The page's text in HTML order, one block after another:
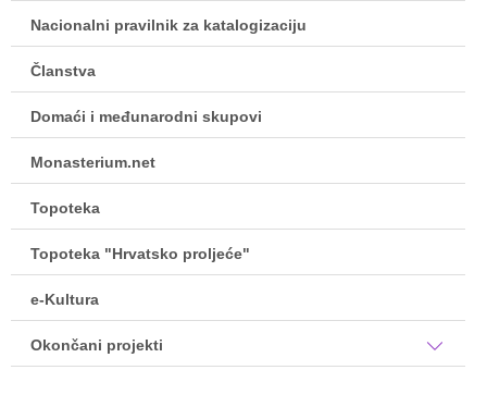
Nacionalni pravilnik za katalogizaciju
Članstva
Domaći i međunarodni skupovi
Monasterium.net
Topoteka
Topoteka "Hrvatsko proljeće"
e-Kultura
Okončani projekti